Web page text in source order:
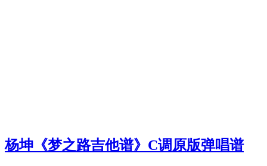
杨坤《梦之路吉他谱》C调原版弹唱谱